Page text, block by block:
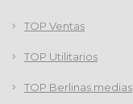
TOP Ventas
TOP Utilitarios
TOP Berlinas medias